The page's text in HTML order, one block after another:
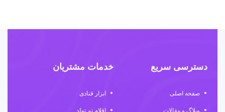
دسترسی سریع
صفحه اصلی
وبلاگ و مقالات
خدمات مشتریان
ابزار قنادی
اقلام تم تولد